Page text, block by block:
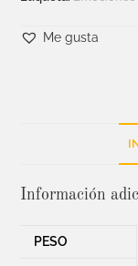
Me gusta
Información
PESO